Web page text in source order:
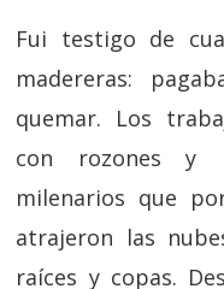
Fui testigo de
madereras:
quemar. Los
con rozones y
milenarios que
atrajeron las
raíces y copas.